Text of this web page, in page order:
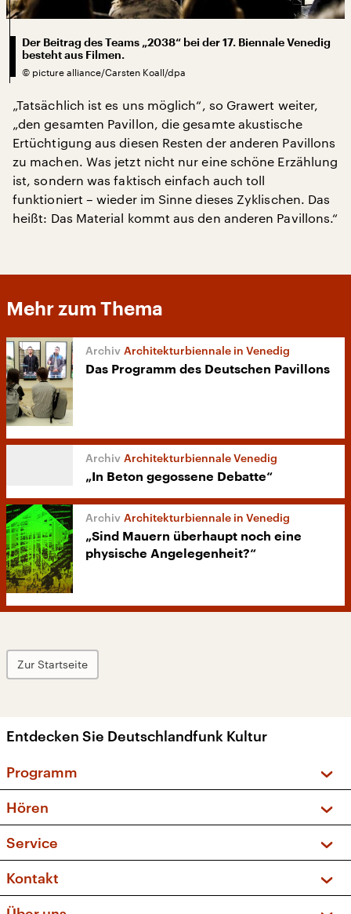
Der Beitrag des Teams „2038“ bei der 17. Biennale Venedig
besteht aus Filmen.
© picture alliance/Carsten Koall/dpa
„Tatsächlich ist es uns möglich“, so Grawert weiter,
„den gesamten Pavillon, die gesamte akustische
Ertüchtigung aus diesen Resten der anderen Pavillons
zu machen. Was jetzt nicht nur eine schöne Erzählung
ist, sondern was faktisch einfach auch toll
funktioniert – wieder im Sinne dieses Zyklischen. Das
heißt: Das Material kommt aus den anderen Pavillons.“
Mehr zum Thema
Architekturbiennale in Venedig
Das Programm des Deutschen Pavillons
Architekturbiennale Venedig
„In Beton gegossene Debatte“
Architekturbiennale in Venedig
„Sind Mauern überhaupt noch eine
physische Angelegenheit?“
Zur Startseite
Entdecken Sie Deutschlandfunk Kultur
Programm
Sendungen und Podcasts
Musikliste
Kakadu – Das Kinderprogramm
Hören
Frequenzen (UKW + DAB+)
Service
FAQ
Apps
Kontakt